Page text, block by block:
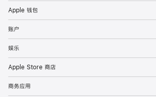
Apple 钱包
账户
娱乐
Apple Store 商店
商务应用